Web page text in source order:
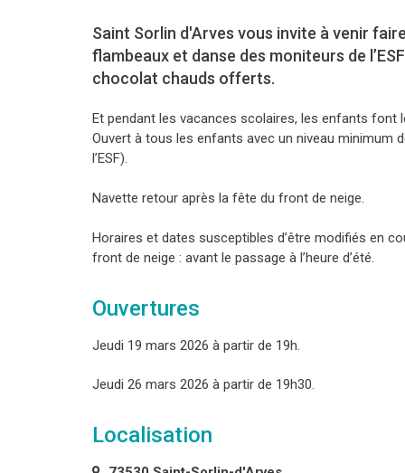
Saint Sorlin d'Arves vous invite à venir
flambeaux et danse des moniteurs de
chocolat chauds offerts.
Et pendant les vacances scolaires, les enfants font
Ouvert à tous les enfants avec un niveau minimum
l’ESF).
Navette retour après la fête du front de neige.
Horaires et dates susceptibles d’être modifiés en
front de neige : avant le passage à l’heure d’été.
Ouvertures
Jeudi 19 mars 2026 à partir de 19h.
Jeudi 26 mars 2026 à partir de 19h30.
Localisation